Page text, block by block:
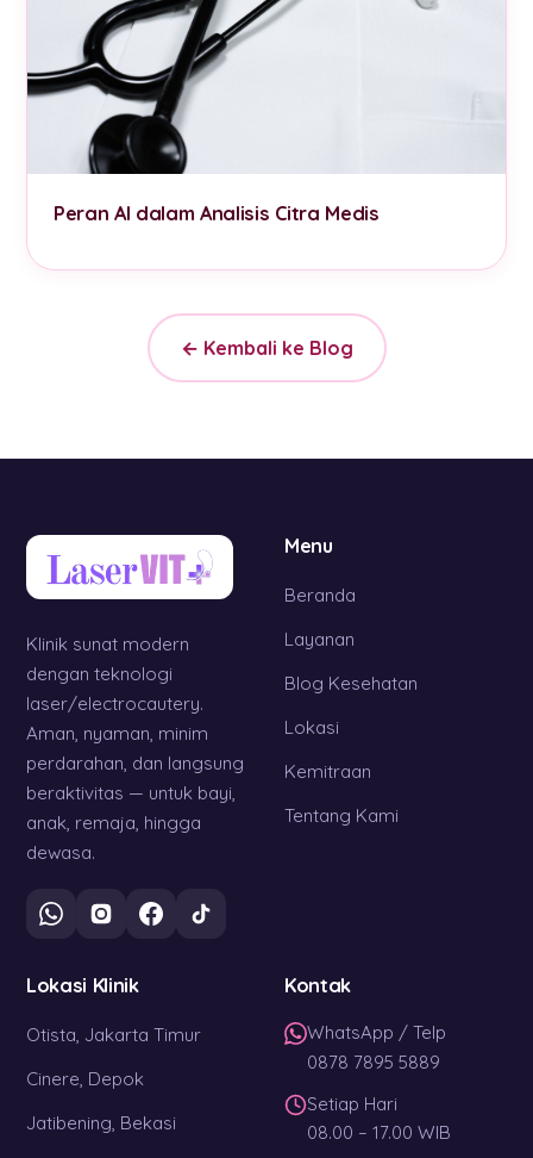
Peran AI dalam Analisis Citra Medis
← Kembali ke Blog
Klinik sunat modern
dengan teknologi
laser/electrocautery.
Aman, nyaman, minim
perdarahan, dan langsung
beraktivitas — untuk bayi,
anak, remaja, hingga
dewasa.
Menu
Beranda
Layanan
Blog Kesehatan
Lokasi
Kemitraan
Tentang Kami
Lokasi Klinik
Otista, Jakarta Timur
Cinere, Depok
Jatibening, Bekasi
Kontak
WhatsApp / Telp
0878 7895 5889
Setiap Hari
08.00 – 17.00 WIB